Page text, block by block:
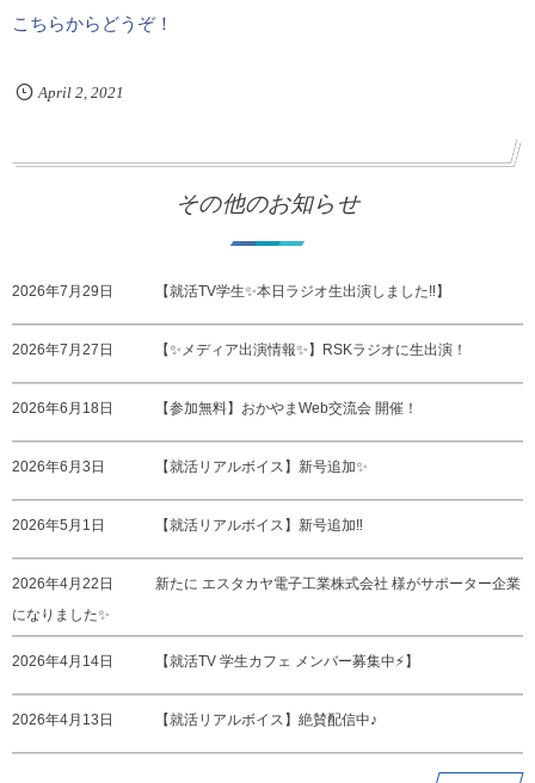
こちらからどうぞ！
April 2, 2021
その他のお知らせ
2026年7月29日 【就活TV学生✨本日ラジオ生出演しました‼️】
2026年7月27日 【✨メディア出演情報✨】RSKラジオに生出演！
2026年6月18日 【参加無料】おかやまWeb交流会 開催！
2026年6月3日 【就活リアルボイス】新号追加✨
2026年5月1日 【就活リアルボイス】新号追加‼️
2026年4月22日
新たに エスタカヤ電子工業株式会社 様がサポーター企業
になりました✨
2026年4月14日 【就活TV 学生カフェ メンバー募集中⚡️】
2026年4月13日 【就活リアルボイス】絶賛配信中♪